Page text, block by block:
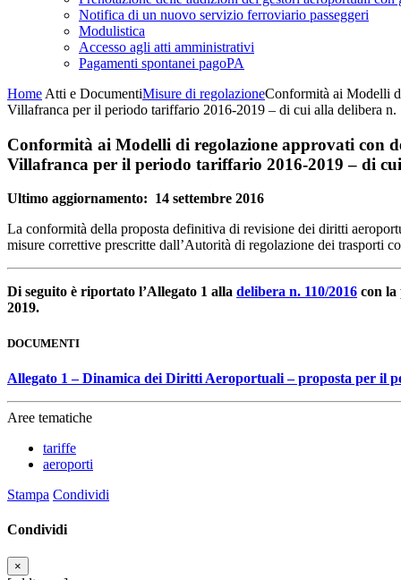
Notifica di un nuovo servizio ferroviario passeggeri
Modulistica
Accesso agli atti amministrativi
Pagamenti spontanei pagoPA
Home Atti e DocumentiMisure di regolazioneConformità ai Modelli
Villafranca per il periodo tariffario 2016-2019 – di cui alla delibera n.
Conformità ai Modelli di regolazione approvati con
Villafranca per il periodo tariffario 2016-2019 – di
Ultimo aggiornamento: 14 settembre 2016
La conformità della proposta definitiva di revisione dei diritti
misure correttive prescritte dall’Autorità di regolazione dei trasporti
Di seguito è riportato l’Allegato 1 alla delibera n. 110/2016 con la
2019.
DOCUMENTI
Allegato 1 – Dinamica dei Diritti Aeroportuali – proposta per il
Aree tematiche
tariffe
aeroporti
Stampa Condividi
Condividi
×